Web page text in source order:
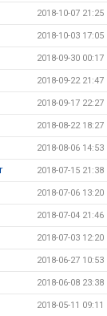
2018-10-07 21:25
2018-10-03 17:05
2018-09-30 00:17
2018-09-22 21:47
2018-09-17 22:27
2018-08-22 18:27
2018-08-06 14:53
2018-07-15 21:38
2018-07-06 13:20
2018-07-04 21:46
2018-07-03 12:20
2018-06-27 10:53
2018-06-08 23:38
2018-05-11 09:11